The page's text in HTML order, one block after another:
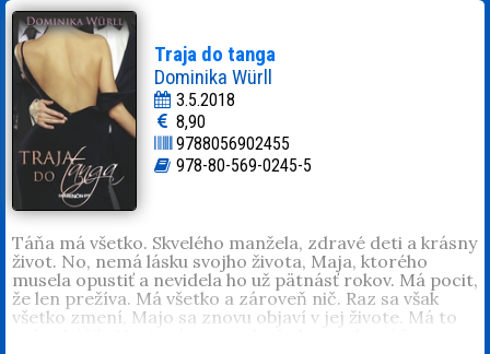
Traja do tanga
Dominika Würll
3.5.2018
8,90
9788056902455
978-80-569-0245-5
Táňa má všetko. Skvelého manžela, zdravé deti a krásny
život. No, nemá lásku svojho života, Maja, ktorého
musela opustiť a nevidela ho už pätnásť rokov. Má pocit,
že len prežíva. Má všetko a zároveň nič. Raz sa však
všetko zmení, Majo sa znovu objaví v jej živote. Má to